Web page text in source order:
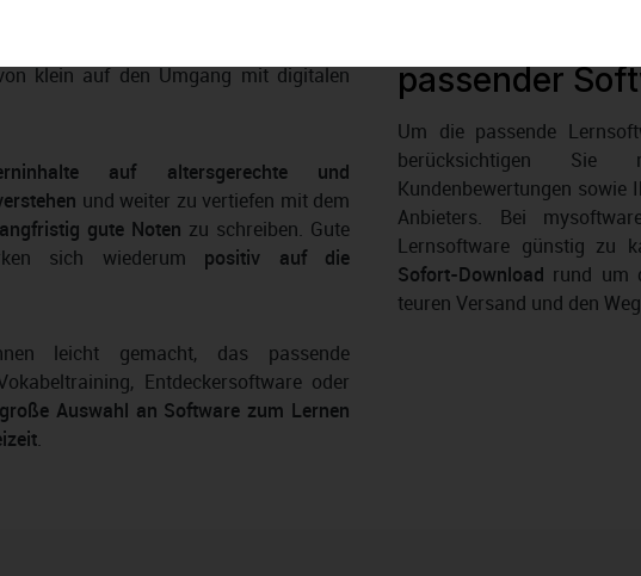
Nachhilfelehrer
klein auf den Umgang mit digitalen
auf altersgerechte und
und weiter zu vertiefen mit dem
gute Noten zu schreiben. Gute
sich wiederum positiv auf die
leicht gemacht, das passende
Entdeckersoftware oder
große Auswahl an Software zum Lernen
.
Optimieren
passender
Um die passende
berücksichtigen Sie
Kundenbewertungen sowie
Anbieters. Bei
Lernsoftware günstig zu
Sofort-Download rund um
teuren Versand und den